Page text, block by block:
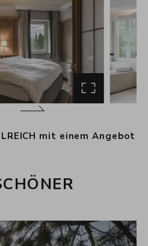
weiter
mit einem Angebot